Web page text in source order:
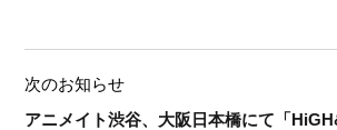
次のお知らせ
アニメイト渋谷、大阪日本橋にて「